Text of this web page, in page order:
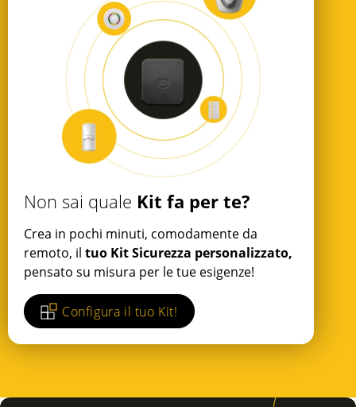
Non sai quale Kit fa per te?
Crea in pochi minuti, comodamente da
remoto, il tuo Kit Sicurezza personalizzato,
pensato su misura per le tue esigenze!
Configura il tuo Kit!